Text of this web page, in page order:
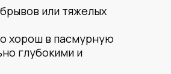
или тяжелых
хорош в пасмурную
глубокими и